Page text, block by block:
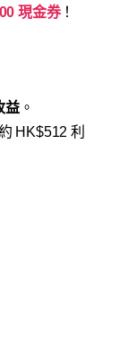
現金券！
益。
HK$512 利